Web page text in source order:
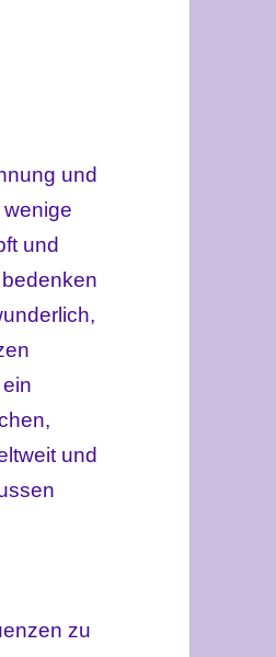
und
und
und
zu